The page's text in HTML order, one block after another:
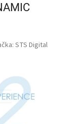
STS Digital